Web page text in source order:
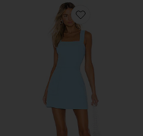
Favorite ACE ミニ